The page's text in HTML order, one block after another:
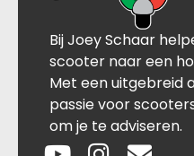
Bij Joey Schaar
scooter naar een
Met een uitgebreid
passie voor
om je te adviseren.